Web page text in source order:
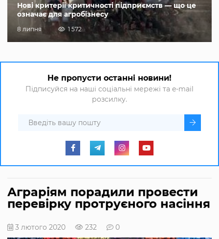
Нові критерії критичності підприємств — що це
означає для агробізнесу
8 липня 1 572
Не пропусти останні новини!
Підписуйся на наші соціальні мережі та e-mail
розсилку.
Аграріям порадили провести
перевірку протруєного насіння
3 лютого 2020 232 0